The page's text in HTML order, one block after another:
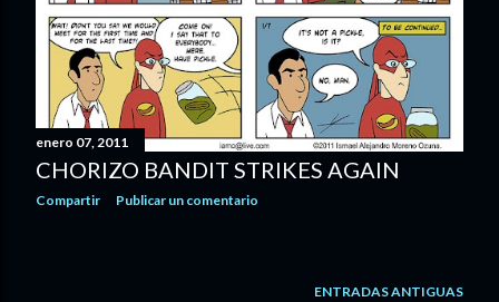
enero 07, 2011
CHORIZO BANDIT STRIKES AGAIN
Compartir Publicar un comentario
ENTRADAS ANTIGUAS